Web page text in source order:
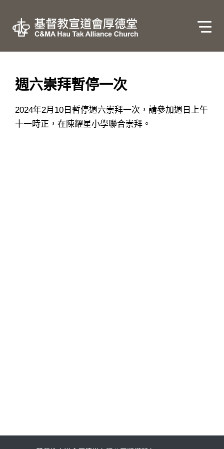
週六崇拜暫停一次
2024年2月10日暫停週六崇拜一次，請參加週日上午
十一時正，在陳耀星小學聯合崇拜。